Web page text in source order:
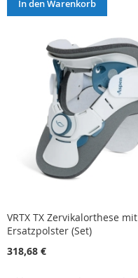
In den Warenkorb
VRTX TX Zervikalorthese mit
Ersatzpolster (Set)
318,68 €